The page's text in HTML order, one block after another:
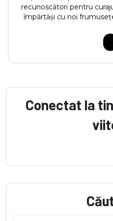
recunoscători pentru
împărtăși cu noi
Conectat la